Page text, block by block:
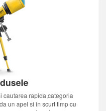
cautarea rapida,categoria
un apel si in scurt timp cu